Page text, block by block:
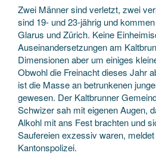
Zwei Männer sind verletzt, zwei
sind 19- und 23-jährig und
Glarus und Zürich. Keine
Auseinandersetzungen am
Dimensionen aber um einiges
Obwohl die Freinacht dieses Jahr
ist die Masse an betrunkenen
gewesen. Der Kaltbrunner
Schwizer sah mit eigenen Augen,
Alkohl mit ans Fest brachten und
Saufereien exzessiv waren,
Kantonspolizei.